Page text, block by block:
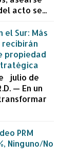
acto se...
el Sur: Más
recibirán
propiedad
julio de
— En un
PRM
Ninguno/No